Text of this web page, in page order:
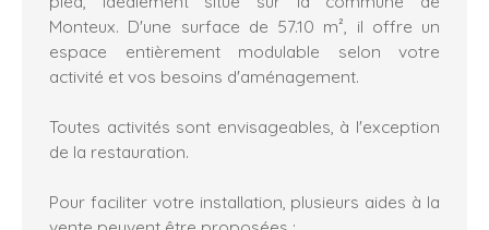
Monteux. D'une surface de 57.10 m², il offre un
espace entièrement modulable selon votre
activité et vos besoins d'aménagement.
Toutes activités sont envisageables, à l'exception
de la restauration.
Pour faciliter votre installation, plusieurs aides à la